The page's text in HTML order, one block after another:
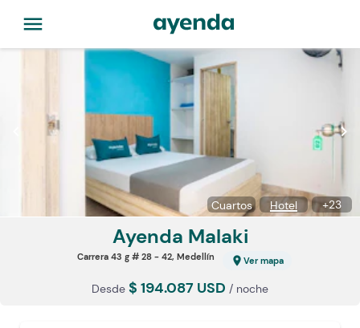
menu
chevron_right
Hotel
Cuartos +23
Ayenda Malaki
Carrera 43 g # 28 - 42, Medellín location_on Ver mapa
Desde $ 194.087 USD / noche